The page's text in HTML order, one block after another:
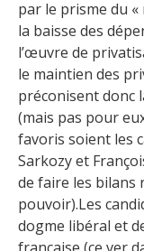
par le prisme du «
la baisse des
l’œuvre de
le maintien des
préconisent donc
(mais pas pour
favoris soient les
Sarkozy et
de faire les bilans
pouvoir).Les
dogme libéral et
française (ce ver